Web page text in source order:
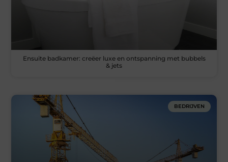
Ensuite badkamer: creëer luxe en ontspanning met bubbels
& jets
BEDRIJVEN